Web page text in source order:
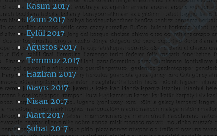
Kasım 2017
Ekim 2017
Eylül 2017
Ağustos 2017
Temmuz 2017
Haziran 2017
Mayıs 2017
Nisan 2017
Mart 2017
Şubat 2017